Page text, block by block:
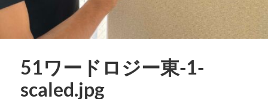
51ワードロジー東-1-
scaled.jpg